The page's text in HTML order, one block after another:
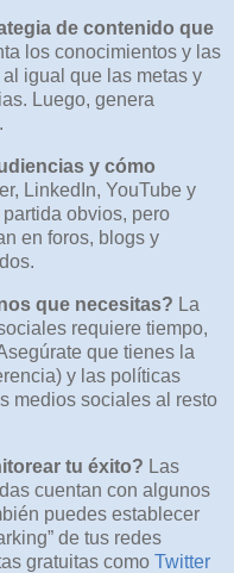
de contenido que
los conocimientos y las
igual que las metas y
Luego, genera
y cómo
LinkedIn, YouTube y
obvios, pero
en foros, blogs y
que necesitas? La
requiere tiempo,
que tienes la
y las políticas
medios sociales al resto
tu éxito? Las
cuentan con algunos
puedes establecer
de tus redes
gratuitas como Twitter